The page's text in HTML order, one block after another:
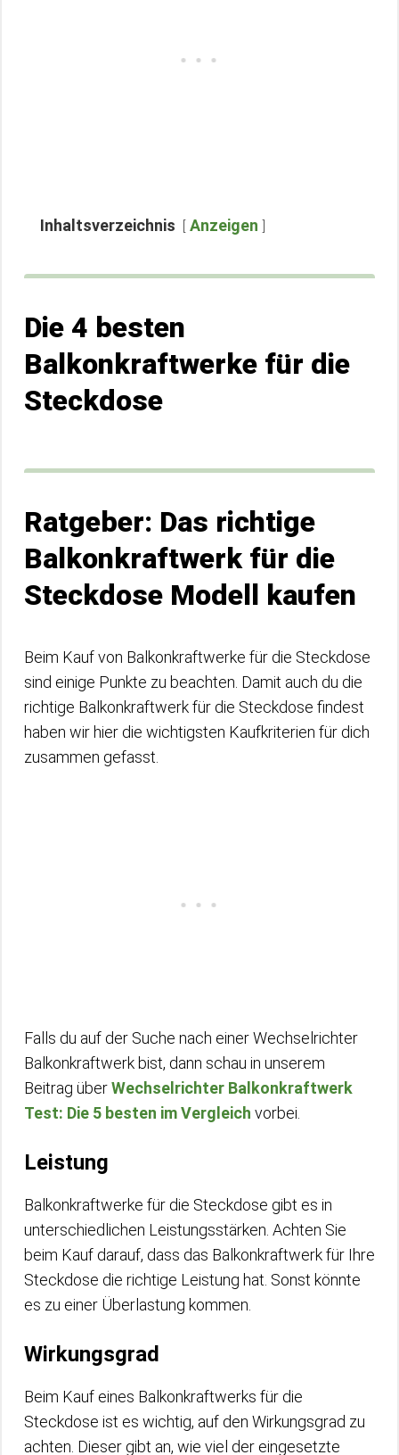
Inhaltsverzeichnis Anzeigen
Die 4 besten
Balkonkraftwerke für die
Steckdose
Ratgeber: Das richtige
Balkonkraftwerk für die
Steckdose Modell kaufen
Beim Kauf von Balkonkraftwerke für die Steckdose
sind einige Punkte zu beachten. Damit auch du die
richtige Balkonkraftwerk für die Steckdose findest
haben wir hier die wichtigsten Kaufkriterien für dich
zusammen gefasst.
Falls du auf der Suche nach einer Wechselrichter
Balkonkraftwerk bist, dann schau in unserem
Beitrag überWechselrichter Balkonkraftwerk
Test: Die 5 besten im Vergleich vorbei.
Leistung
Balkonkraftwerke für die Steckdose gibt es in
unterschiedlichen Leistungsstärken. Achten Sie
beim Kauf darauf, dass das Balkonkraftwerk für Ihre
Steckdose die richtige Leistung hat. Sonst könnte
es zu einer Überlastung kommen.
Wirkungsgrad
Beim Kauf eines Balkonkraftwerks für die
Steckdose ist es wichtig, auf den Wirkungsgrad zu
achten. Dieser gibt an, wie viel der eingesetzte